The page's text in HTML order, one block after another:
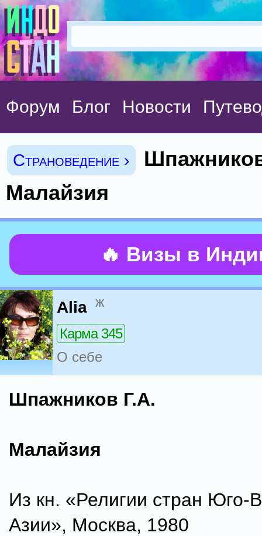
Форум Блог Новости
Страноведение ›
Малайзия
🔥 Визы в
Alia ж
Карма 345
О себе
Шпажников Г.А.
Малайзия
Из кн. «Религии стран Юго-
Азии», Москва, 1980